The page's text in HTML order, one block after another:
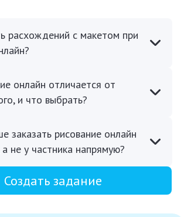
расхождений с макетом при
онлайн отличается от
и что выбрать?
заказать рисование онлайн
не у частника напрямую?
Создать задание